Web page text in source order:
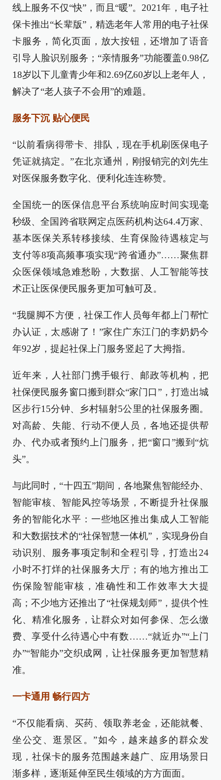
线上服务不仅“快”，而且“暖”。2021年，电子社
保卡推出“长辈版”，精选老年人常用的电子社保
卡服务，简化页面，放大按钮，还增加了语音
引导人脸识别服务；“亲情服务”功能覆盖0.98亿
18岁以下儿童青少年和2.69亿60岁以上老年人，
解决了“老人孩子不会用”的难题。
服务下沉 贴心便民
“以前看病得带卡、排队，现在手机刷医保电子
凭证就搞定。”在北京通州，刚报销完的刘先生
对医保服务数字化、便利化连连称赞。
全国统一的医保信息平台系统响应时间实现毫
秒级、全国跨省联网定点医药机构达64.4万家、
基本医保关系转移接续、生育保险待遇核定与
支付等8项高频事项实现“跨省通办”……聚焦群
众医保领域急难愁盼，大数据、人工智能等技
术正让医保便民服务更加可触可及。
“我腿脚不方便，社保工作人员每年都上门帮忙
办认证，太感谢了！”家住广东江门的李奶奶今
年92岁，提起社保上门服务竖起了大拇指。
近年来，人社部门携手银行、邮政等机构，把
社保便民服务窗口搬到群众“家门口”，打造出城
区步行15分钟、乡村辐射5公里的社保服务圈。
对高龄、失能、行动不便人员，各地还提供帮
办、代办或者预约上门服务，把“窗口”搬到“炕
头”。
与此同时，“十四五”期间，各地聚焦智能经办、
智能审核、智能风控等场景，不断提升社保服
务的智能化水平：一些地区推出集成人工智能
和大数据技术的“社保智慧一体机”，实现身份自
动识别、服务事项定制和全程引导，打造出24
小时不打烊的社保服务大厅；有的地方推出工
伤保险智能审核，准确性和工作效率大大提
高；不少地方还推出了“社保规划师”，提供个性
化、精准化服务，让群众对如何参保、怎么缴
费、享受什么待遇心中有数……“就近办”“上门
办”“智能办”交织成网，让社保服务更加智慧精
准。
一卡通用 畅行四方
“不仅能看病、买药、领取养老金，还能就餐、
坐公交、逛景区。”如今，越来越多的群众发
现，社保卡的服务范围越来越广、应用场景日
渐多样，逐渐延伸至民生领域的方方面面。